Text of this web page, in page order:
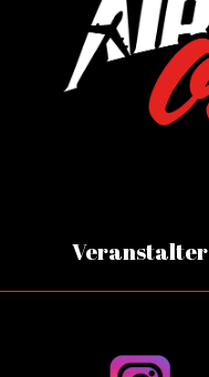
Veranstalter